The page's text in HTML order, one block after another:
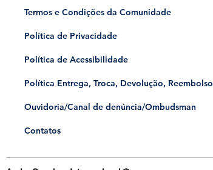
Termos e Condições da Comunidade
Política de Privacidade
Política de Acessibilidade
Política Entrega, Troca, Devolução, Reembolso
​Ouvidoria/Canal de denúncia/Ombudsman
Contatos